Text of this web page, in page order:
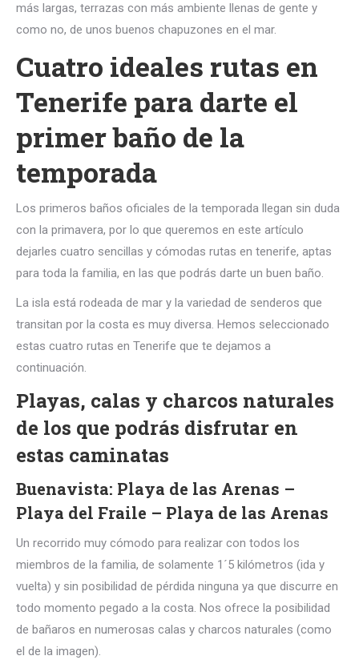
más largas, terrazas con más ambiente llenas de gente y
como no, de unos buenos chapuzones en el mar.
Cuatro ideales rutas en
Tenerife para darte el
primer baño de la
temporada
Los primeros baños oficiales de la temporada llegan sin duda
con la primavera, por lo que queremos en este artículo
dejarles cuatro sencillas y cómodas rutas en tenerife, aptas
para toda la familia, en las que podrás darte un buen baño.
La isla está rodeada de mar y la variedad de senderos que
transitan por la costa es muy diversa. Hemos seleccionado
estas cuatro rutas en Tenerife que te dejamos a
continuación.
Playas, calas y charcos naturales
de los que podrás disfrutar en
estas caminatas
Buenavista: Playa de las Arenas –
Playa del Fraile – Playa de las Arenas
Un recorrido muy cómodo para realizar con todos los
miembros de la familia, de solamente 1´5 kilómetros (ida y
vuelta) y sin posibilidad de pérdida ninguna ya que discurre en
todo momento pegado a la costa. Nos ofrece la posibilidad
de bañaros en numerosas calas y charcos naturales (como
el de la imagen).